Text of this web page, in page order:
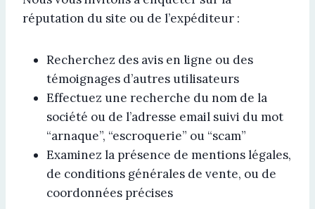
réputation du site ou de l’expéditeur :
Recherchez des avis en ligne ou des
témoignages d’autres utilisateurs
Effectuez une recherche du nom de la
société ou de l’adresse email suivi du mot
“arnaque”, “escroquerie” ou “scam”
Examinez la présence de mentions légales,
de conditions générales de vente, ou de
coordonnées précises